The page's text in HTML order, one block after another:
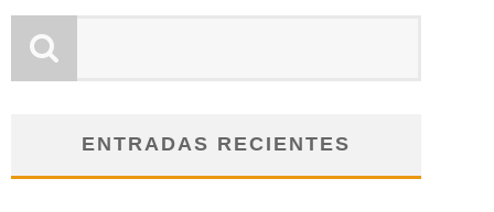
ENTRADAS RECIENTES